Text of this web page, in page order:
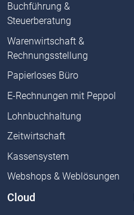
Buchführung &
Steuerberatung
Warenwirtschaft &
Rechnungsstellung
Papierloses Büro
E-Rechnungen mit Peppol
Lohnbuchhaltung
Zeitwirtschaft
Kassensystem
Webshops & Weblösungen
Cloud